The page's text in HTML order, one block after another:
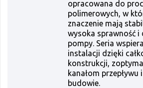
opracowana do
polimerowych, w
znaczenie mają
wysoka sprawność i
pompy. Seria
instalacji dzięki
konstrukcji,
kanałom
budowie.